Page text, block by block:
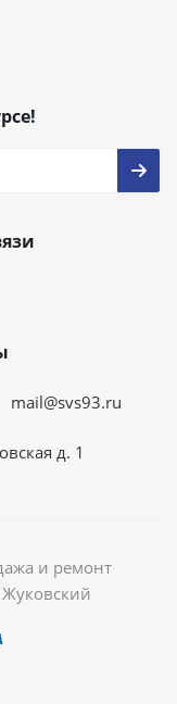
mail@svs93.ru
д. 1
и ремонт